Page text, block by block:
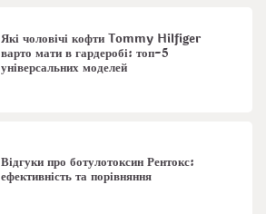
Які чоловічі кофти Tommy Hilfiger
варто мати в гардеробі: топ-5
універсальних моделей
Відгуки про ботулотоксин Рентокс:
ефективність та порівняння